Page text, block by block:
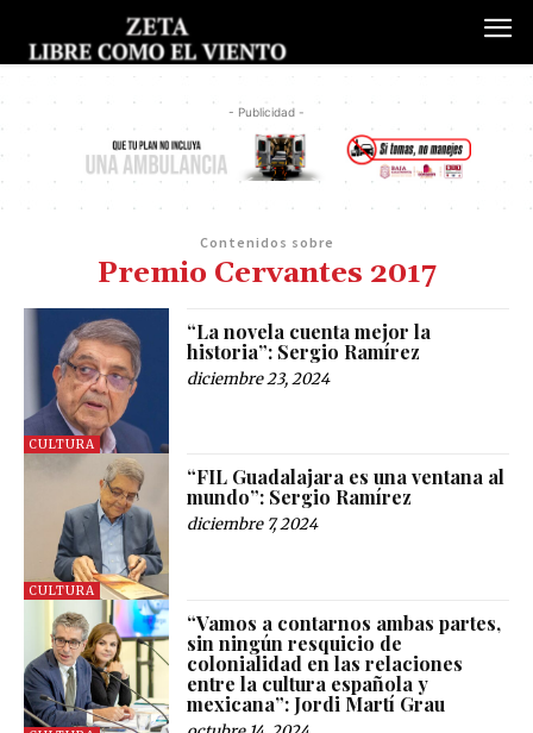
- Publicidad -
Contenidos sobre
Premio Cervantes 2017
CULTURA
“La novela cuenta mejor la
historia”: Sergio Ramírez
diciembre 23, 2024
CULTURA
“FIL Guadalajara es una ventana al
mundo”: Sergio Ramírez
diciembre 7, 2024
“Vamos a contarnos ambas partes,
sin ningún resquicio de
colonialidad en las relaciones
entre la cultura española y
mexicana”: Jordi Martí Grau